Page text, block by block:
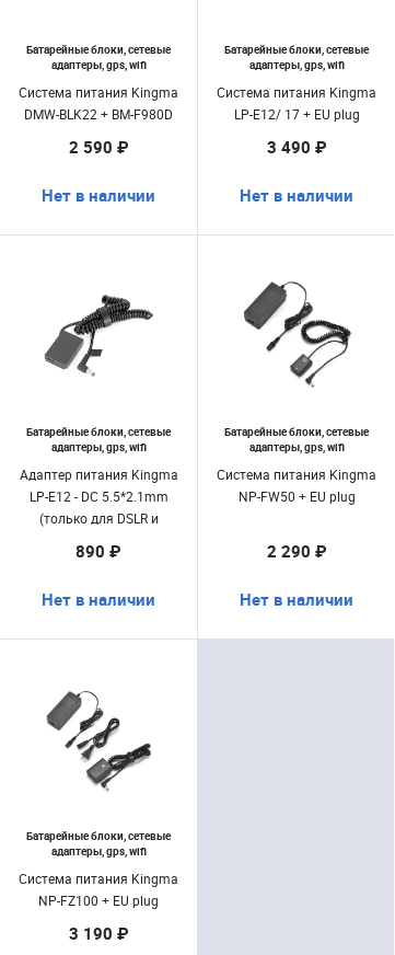
Батарейные блоки, сетевые
адаптеры, gps, wifi
Система питания Kingma
DMW-BLK22 + BM-F980D
2 590 ₽
Нет в наличии
Батарейные блоки, сетевые
адаптеры, gps, wifi
Система питания Kingma
LP-E12/ 17 + EU plug
3 490 ₽
Нет в наличии
Батарейные блоки, сетевые
адаптеры, gps, wifi
Адаптер питания Kingma
LP-E12 - DC 5.5*2.1mm
(только для DSLR и
БЗК)
890 ₽
Нет в наличии
Батарейные блоки, сетевые
адаптеры, gps, wifi
Система питания Kingma
NP-FW50 + EU plug
2 290 ₽
Нет в наличии
Батарейные блоки, сетевые
адаптеры, gps, wifi
Система питания Kingma
NP-FZ100 + EU plug
3 190 ₽